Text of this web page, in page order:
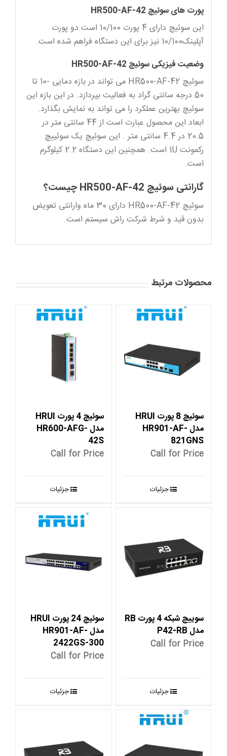
پورت های سوئیچ HR500-AF-42
این سوئیچ دارای 4 پورت 10/100 است.دو پورت
آپلینک10/100 نیز برای این دستگاه فراهم شده است.
وضعیت فیزیکی سوئیچ HR500-AF-42
سوئیچ HR500-AF-42 می تواند در بازه دمایی -10 تا
50 درجه سانتی گراد به فعالیت بپردازد. در این بازه این
سوئیچ بهترین عملکرد را می تواند به نمایش بگذارد.
ابعاد این محصول عبارت است از 44 سانتی متر در
20.5 در 4.4 سانتی متر . این سوئیچ یک سوئییچ
رکمونت 1U است. همچنین این دستگاه 2.2 کیلوگرم
است.
گارانتی سوئیچ HR500-AF-42 چیست؟
سوئیچ HR500-AF-42 دارای 30 ماه وارانتی تعویض
بدون قید و شرط شرکت راش سیستم است.
محصولات مرتبط
سوئیچ 8 پورت HRUI
مدل HR901-AF-
821GNS
Call for Price
جزئیات
سوئیچ 4 پورت HRUI
مدل HR600-AFG-
42S
Call for Price
جزئیات
سوییچ شبکه 4 پورت RB
مدل P42-RB
Call for Price
جزئیات
سوئیچ 24 پورت HRUI
مدل HR901-AF-
2422GS-300
Call for Price
جزئیات